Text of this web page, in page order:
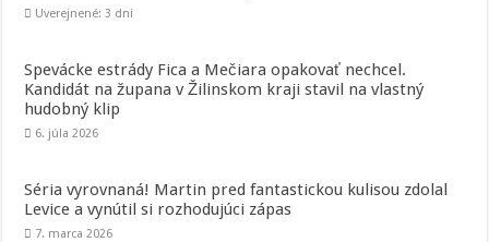
Uverejnené: 3 dni
Spevácke estrády Fica a Mečiara opakovať nechcel.
Kandidát na župana v Žilinskom kraji stavil na vlastný
hudobný klip
6. júla 2026
Séria vyrovnaná! Martin pred fantastickou kulisou zdolal
Levice a vynútil si rozhodujúci zápas
7. marca 2026